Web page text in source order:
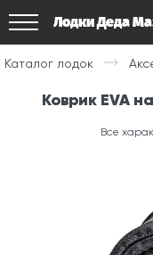
Лодки Деда
Каталог лодок
Коврик EVA
Все